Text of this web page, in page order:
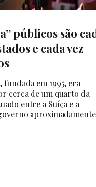
públicos são
e cada vez
em 1995, era
cerca de um quarto da
entre a Suíça e a
aproximadamente